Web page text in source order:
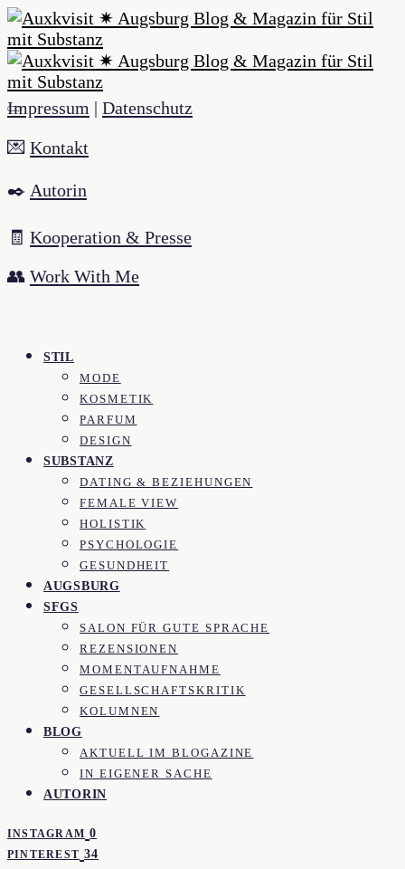
Impressum | Datenschutz
💌 Kontakt
✒️ Autorin
🧾 Kooperation & Presse
👥 Work With Me
STIL
MODE
KOSMETIK
PARFUM
DESIGN
SUBSTANZ
DATING & BEZIEHUNGEN
FEMALE VIEW
HOLISTIK
PSYCHOLOGIE
GESUNDHEIT
AUGSBURG
SFGS
SALON FÜR GUTE SPRACHE
REZENSIONEN
MOMENTAUFNAHME
GESELLSCHAFTSKRITIK
KOLUMNEN
BLOG
AKTUELL IM BLOGAZINE
IN EIGENER SACHE
AUTORIN
INSTAGRAM 0
PINTEREST 34